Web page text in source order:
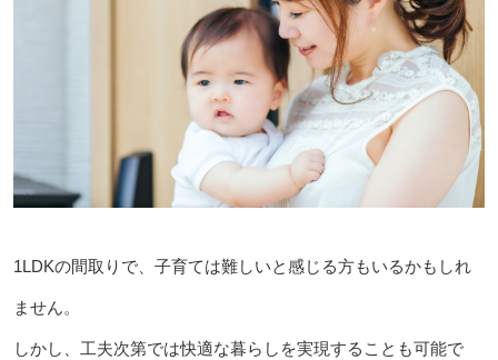
1LDKの間取りで、子育ては難しいと感じる方もいるかもしれ
ません。
しかし、工夫次第では快適な暮らしを実現することも可能で